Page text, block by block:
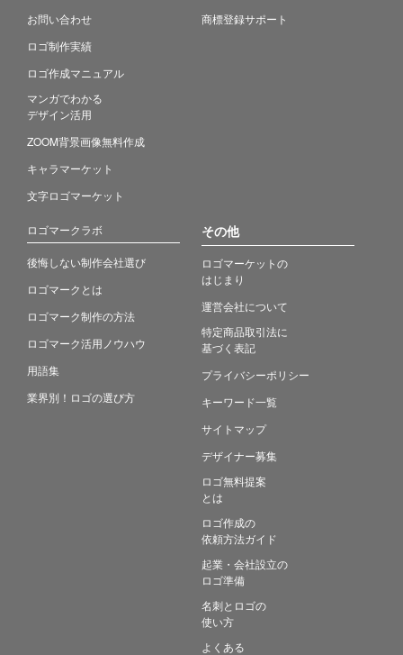
お問い合わせ
ロゴ制作実績
ロゴ作成マニュアル
マンガでわかる
デザイン活用
ZOOM背景画像無料作成
キャラマーケット
文字ロゴマーケット
商標登録サポート
ロゴマークラボ
後悔しない制作会社選び
ロゴマークとは
ロゴマーク制作の方法
ロゴマーク活用ノウハウ
用語集
業界別！ロゴの選び方
その他
ロゴマーケットの
はじまり
運営会社について
特定商品取引法に
基づく表記
プライバシーポリシー
キーワード一覧
サイトマップ
デザイナー募集
ロゴ無料提案
とは
ロゴ作成の
依頼方法ガイド
起業・会社設立の
ロゴ準備
名刺とロゴの
使い方
よくある